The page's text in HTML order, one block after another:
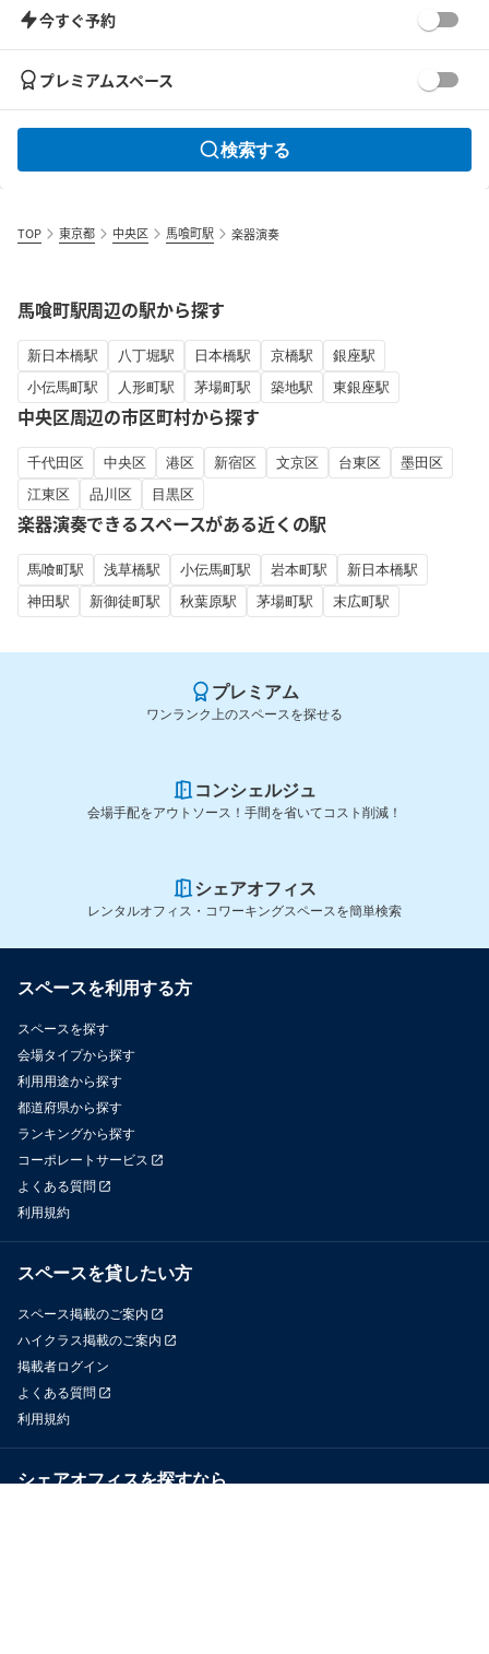
今すぐ予約
プレミアムスペース
検索する
TOP 東京都 中央区 馬喰町駅 楽器演奏
馬喰町駅周辺の駅から探す
新日本橋駅 八丁堀駅 日本橋駅 京橋駅
銀座駅
小伝馬町駅
人形町駅 茅場町駅 築地駅 東銀座駅
中央区周辺の市区町村から探す
千代田区 中央区 港区 新宿区 文京区 台東区
墨田区
江東区
品川区 目黒区
楽器演奏できるスペースがある近くの駅
馬喰町駅 浅草橋駅 小伝馬町駅 岩本町駅
新日本橋駅
神田駅
新御徒町駅 秋葉原駅 茅場町駅 末広町駅
プレミアム
ワンランク上のスペースを探せる
コンシェルジュ
会場手配をアウトソース！手間を省いてコスト削減！
シェアオフィス
レンタルオフィス・コワーキングスペースを簡単検索
スペースを利用する方
スペースを探す
会場タイプから探す
利用用途から探す
都道府県から探す
ランキングから探す
コーポレートサービス
よくある質問
利用規約
スペースを貸したい方
スペース掲載のご案内
ハイクラス掲載のご案内
掲載者ログイン
よくある質問
利用規約
シェアオフィスを探すなら